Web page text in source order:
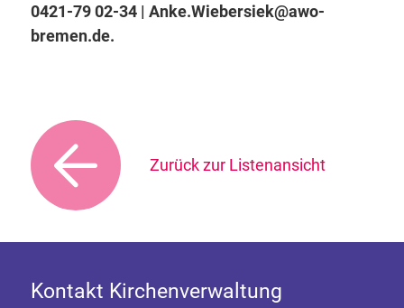
0421-79 02-34 | Anke.Wiebersiek@awo-
bremen.de.
Zurück zur Listenansicht
Kontakt Kirchenverwaltung